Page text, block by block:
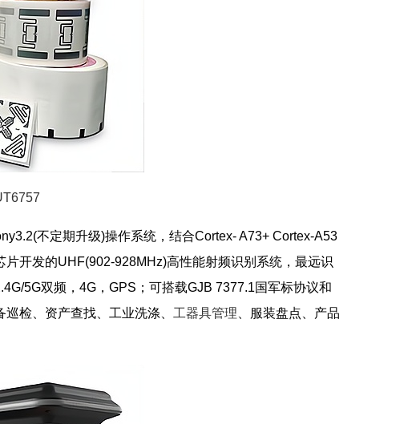
不定期升级)操作系统，结合Cortex- A73+ Cortex-A53
开发的UHF(902-928MHz)高性能射频识别系统，最远识
5G双频，4G，GPS；可搭载GJB 7377.1国军标协议和
巡检、资产查找、工业洗涤、 工器具管理 、服装盘点、产品